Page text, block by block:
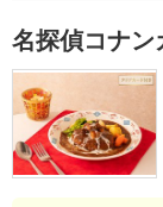
名探偵コナ